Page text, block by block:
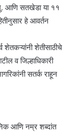
आणि सतखेडा या ११
हे आवर्तन
शेतकऱ्यांनी शेतीसाठीचे
व जिल्हाधिकारी
सतर्क राहून
आणि नम्र शब्दांत